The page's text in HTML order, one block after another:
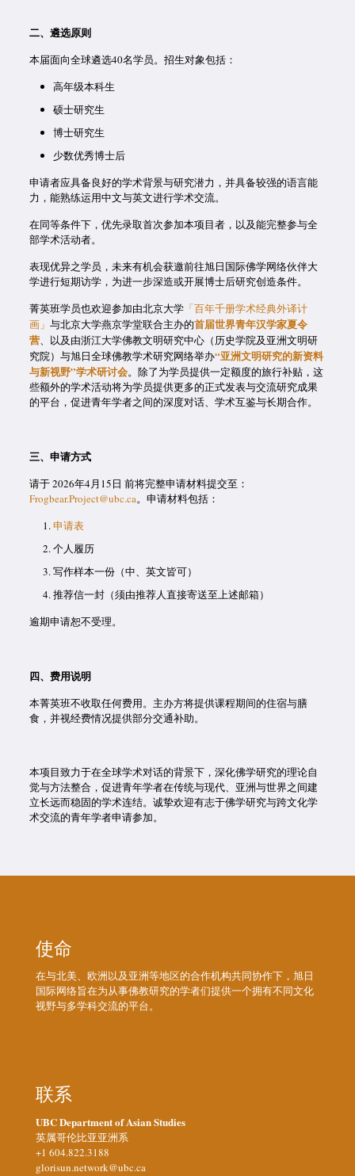
二、遴选原则
本届面向全球遴选40名学员。招生对象包括：
高年级本科生
硕士研究生
博士研究生
少数优秀博士后
申请者应具备良好的学术背景与研究潜力，并具备较强的语言能
力，能熟练运用中文与英文进行学术交流。
在同等条件下，优先录取首次参加本项目者，以及能完整参与全
部学术活动者。
表现优异之学员，未来有机会获邀前往旭日国际佛学网络伙伴大
学进行短期访学，为进一步深造或开展博士后研究创造条件。
菁英班学员也欢迎参加由北京大学「百年千册学术经典外译计
画」 与北京大学燕京学堂联合主办的首届世界青年汉学家夏令
营、以及由浙江大学佛教文明研究中心（历史学院及亚洲文明研
究院）与旭日全球佛教学术研究网络举办“亚洲文明研究的新资料
与新视野”学术研讨会。除了为学员提供一定额度的旅行补贴，这
些额外的学术活动将为学员提供更多的正式发表与交流研究成果
的平台，促进青年学者之间的深度对话、学术互鉴与长期合作。
三、申请方式
请于 2026年4月15日 前将完整申请材料提交至：
Frogbear.Project@ubc.ca。申请材料包括：
申请表
个人履历
写作样本一份（中、英文皆可）
推荐信一封（须由推荐人直接寄送至上述邮箱）
逾期申请恕不受理。
四、费用说明
本菁英班不收取任何费用。主办方将提供课程期间的住宿与膳
食，并视经费情况提供部分交通补助。
本项目致力于在全球学术对话的背景下，深化佛学研究的理论自
觉与方法整合，促进青年学者在传统与现代、亚洲与世界之间建
立长远而稳固的学术连结。诚挚欢迎有志于佛学研究与跨文化学
术交流的青年学者申请参加。
使命
在与北美、欧洲以及亚洲等地区的合作机构共同协作下，旭日
国际网络旨在为从事佛教研究的学者们提供一个拥有不同文化
视野与多学科交流的平台。
联系
UBC Department of Asian Studies
英属哥伦比亚亚洲系
+1 604.822.3188
glorisun.network@ubc.ca